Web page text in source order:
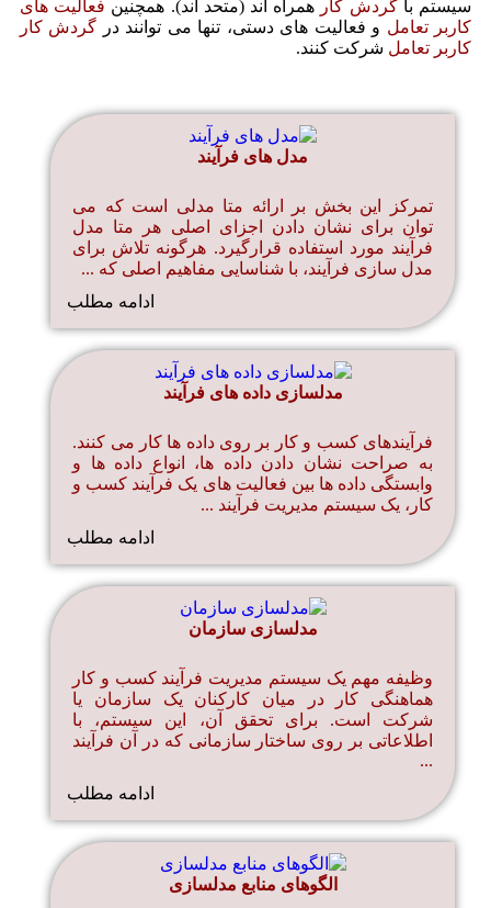
سیستم باگردش کار همراه اند (متحد اند). همچنین فعالیت های
کاربر تعامل و فعالیت های دستی، تنها می توانند در گردش کار
کاربر تعامل شرکت کنند.
مدل های فرآیند
تمرکز این بخش بر ارائه متا مدلی است که می
توان برای نشان دادن اجزای اصلی هر متا مدل
فرآیند مورد استفاده قرارگیرد. هرگونه تلاش برای
مدل سازی فرآیند، با شناسایی مفاهیم اصلی که ...
ادامه مطلب
مدلسازی داده های فرآیند
فرآیندهای کسب و کار بر روی داده ها کار می کنند.
به صراحت نشان دادن داده ها، انواع داده ها و
وابستگی داده ها بین فعالیت های یک فرآیند کسب و
کار، یک سیستم مدیریت فرآیند ...
ادامه مطلب
مدلسازی سازمان
وظیفه مهم یک سیستم مدیریت فرآیند کسب و کار
هماهنگی کار در میان کارکنان یک سازمان یا
شرکت است. برای تحقق آن، این سیستم، با
اطلاعاتی بر روی ساختار سازمانی که در آن فرآیند
...
ادامه مطلب
الگوهای منابع مدلسازی